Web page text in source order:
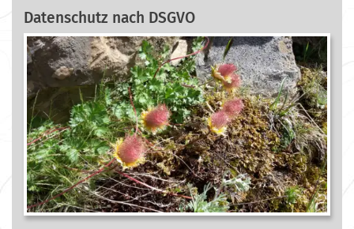
Datenschutz nach DSGVO